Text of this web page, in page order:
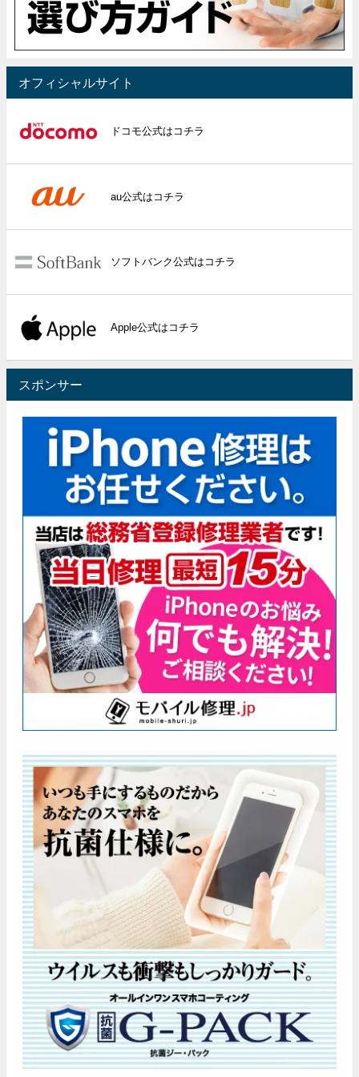
オフィシャルサイト
ドコモ公式はコチラ
au公式はコチラ
ソフトバンク公式はコチラ
Apple公式はコチラ
スポンサー